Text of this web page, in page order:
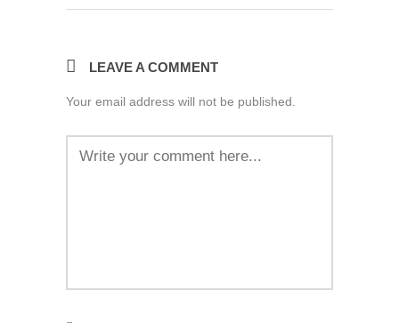
LEAVE A COMMENT
Your email address will not be published.